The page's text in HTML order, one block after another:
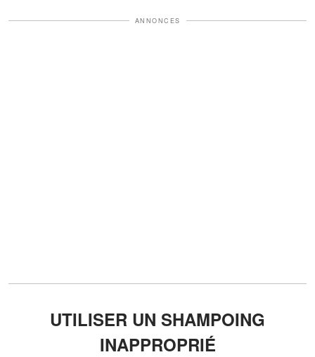
ANNONCES
UTILISER UN SHAMPOING
INAPPROPRIÉ